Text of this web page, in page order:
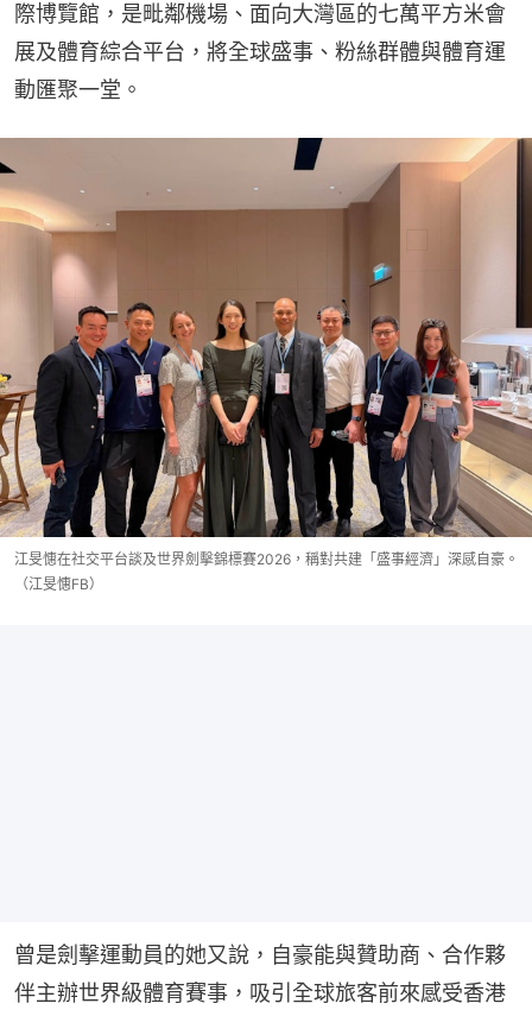
際博覽館，是毗鄰機場、面向大灣區的七萬平方米會
展及體育綜合平台，將全球盛事、粉絲群體與體育運
動匯聚一堂。
江旻憓在社交平台談及世界劍擊錦標賽2026，稱對共建「盛事經濟」深感自豪。
（江旻憓FB）
曾是劍擊運動員的她又說，自豪能與贊助商、合作夥
伴主辦世界級體育賽事，吸引全球旅客前來感受香港